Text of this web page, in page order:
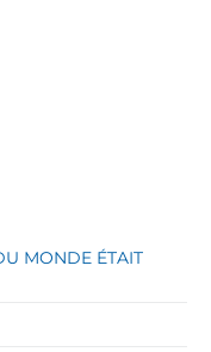
MONDE ÉTAIT